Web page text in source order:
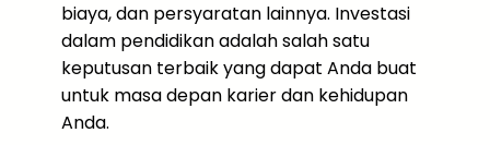
biaya, dan persyaratan lainnya. Investasi
dalam pendidikan adalah salah satu
keputusan terbaik yang dapat Anda buat
untuk masa depan karier dan kehidupan
Anda.